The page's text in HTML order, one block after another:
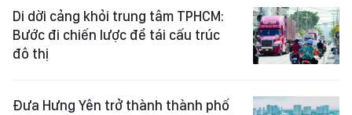
Di dời cảng khỏi trung tâm TPHCM:
Bước đi chiến lược để tái cấu trúc
đô thị
Đưa Hưng Yên trở thành thành phố